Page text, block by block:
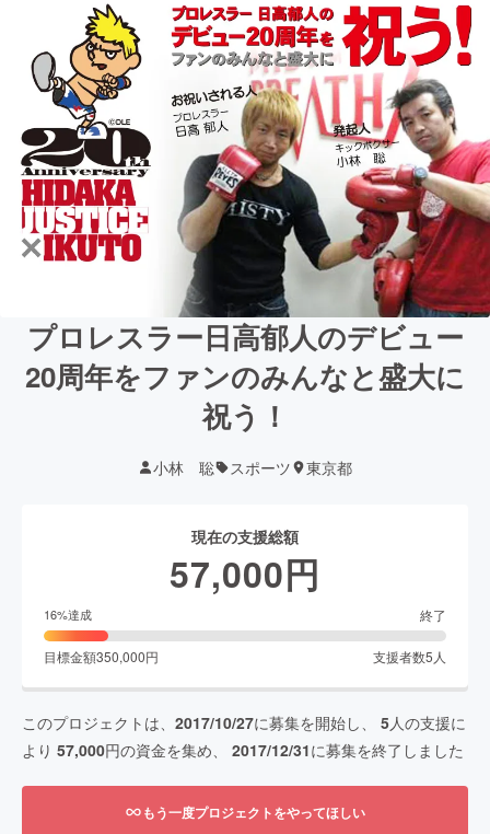
プロレスラー日高郁人のデビュー
20周年をファンのみんなと盛大に
祝う！
小林 聡 スポーツ 東京都
現在の支援総額
57,000円
16%達成 終了
目標金額350,000円 支援者数5 人
このプロジェクトは、 2017/10/27に募集を開始し、 5人の支援に
より 57,000円の資金を集め、 2017/12/31に募集を終了しました
もう一度プロジェクトをやってほしい